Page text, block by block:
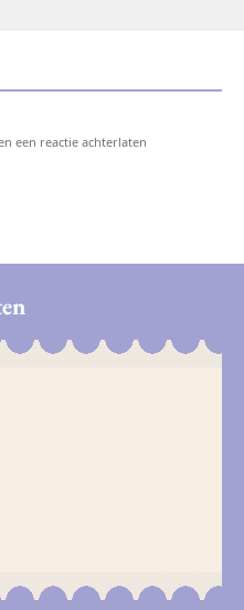
een reactie achterlaten